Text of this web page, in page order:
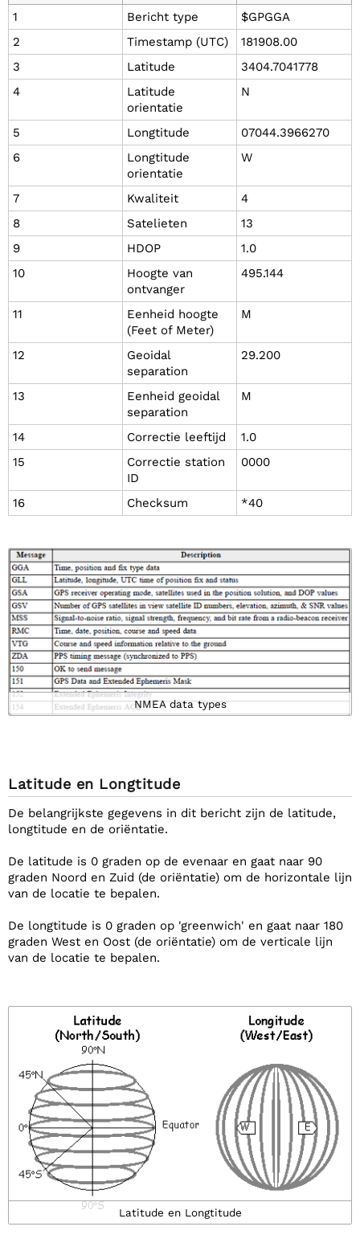
1
Bericht type
$GPGGA
2
Timestamp (UTC)
181908.00
3
Latitude
3404.7041778
4
Latitude
orientatie
N
5 Longtitude
07044.3966270
6
Longtitude
orientatie
W
7 Kwaliteit
4
8
Satelieten
13
9
HDOP
1.0
10
Hoogte van
ontvanger
495.144
11
Eenheid hoogte
(Feet of Meter)
M
12
Geoidal
separation
29.200
13
Eenheid geoidal
separation
M
14 Correctie leeftijd
1.0
15
Correctie station
ID
0000
16 Checksum *40
NMEA data types
Latitude en Longtitude
De belangrijkste gegevens in dit bericht zijn de latitude,
longtitude en de oriëntatie.
De latitude is 0 graden op de evenaar en gaat naar 90
graden Noord en Zuid (de oriëntatie) om de horizontale lijn
van de locatie te bepalen.
De longtitude is 0 graden op 'greenwich' en gaat naar 180
graden West en Oost (de oriëntatie) om de verticale lijn
van de locatie te bepalen.
Latitude en Longtitude